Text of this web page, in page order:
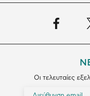
Οι τελευταίες